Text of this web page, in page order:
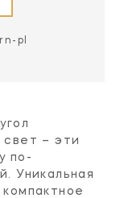
pl
– эти
по-
Уникальная